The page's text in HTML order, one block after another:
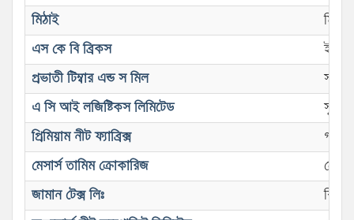
মিঠাই
এস কে বি ব্রিকস
প্রভাতী টিম্বার এন্ড স মিল
স’মিল
এ সি আই লজিষ্টিকস লিমিটেড
প্রিমিয়াম নীট ফ্যাব্রিক্স
মেসার্স তামিম ক্রোকারিজ
জামান টেক্স লিঃ